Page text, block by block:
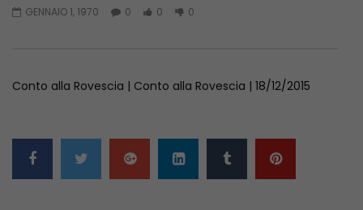
GENNAIO 1, 1970 0 0 0
Conto alla Rovescia | Conto alla Rovescia | 18/12/2015